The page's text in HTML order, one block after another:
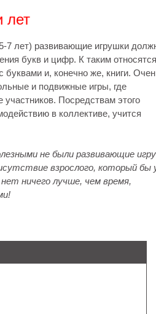
лет
7 лет) развивающие игрушки
букв и цифр. К таким относятся
буквами и, конечно же, книги.
и подвижные игры, где
Посредствам этого
в коллективе, учится
не были развивающие
взрослого, который бы
ничего лучше, чем время,